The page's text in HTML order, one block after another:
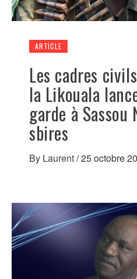
ARTICLE
Les cadres
la Likouala
garde à Sassou
sbires
By Laurent/25 octobre